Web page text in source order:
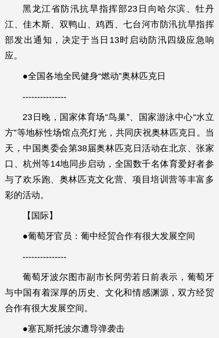
黑龙江省防汛抗旱指挥部23日向哈尔滨、牡丹
江、佳木斯、双鸭山、鸡西、七台河市防汛抗旱指挥
部发出通知，决定于当日13时启动防汛四级应急响
应。
●全国各地全民健身“燃动”奥林匹克日
---------------
23日晚，国家体育场“鸟巢”、国家游泳中心“水立
方”等地标性场馆点亮灯光，共同庆祝奥林匹克日。当
天，中国奥委会第38届奥林匹克日活动在北京、张家
口、杭州等14地同步启动，全国数千名体育爱好者参
与了欢乐跑、奥林匹克文化营、项目培训营等丰富多
彩的活动。
【国际】
●葡萄牙官员：葡中经贸合作有很大发展空间
---------------
葡萄牙波尔图市副市长阿劳若日前表示，葡萄牙
与中国有着深厚的历史、文化和情感渊源，双方经贸
合作有很大发展空间。
●塞瓦斯托波尔遭导弹袭击